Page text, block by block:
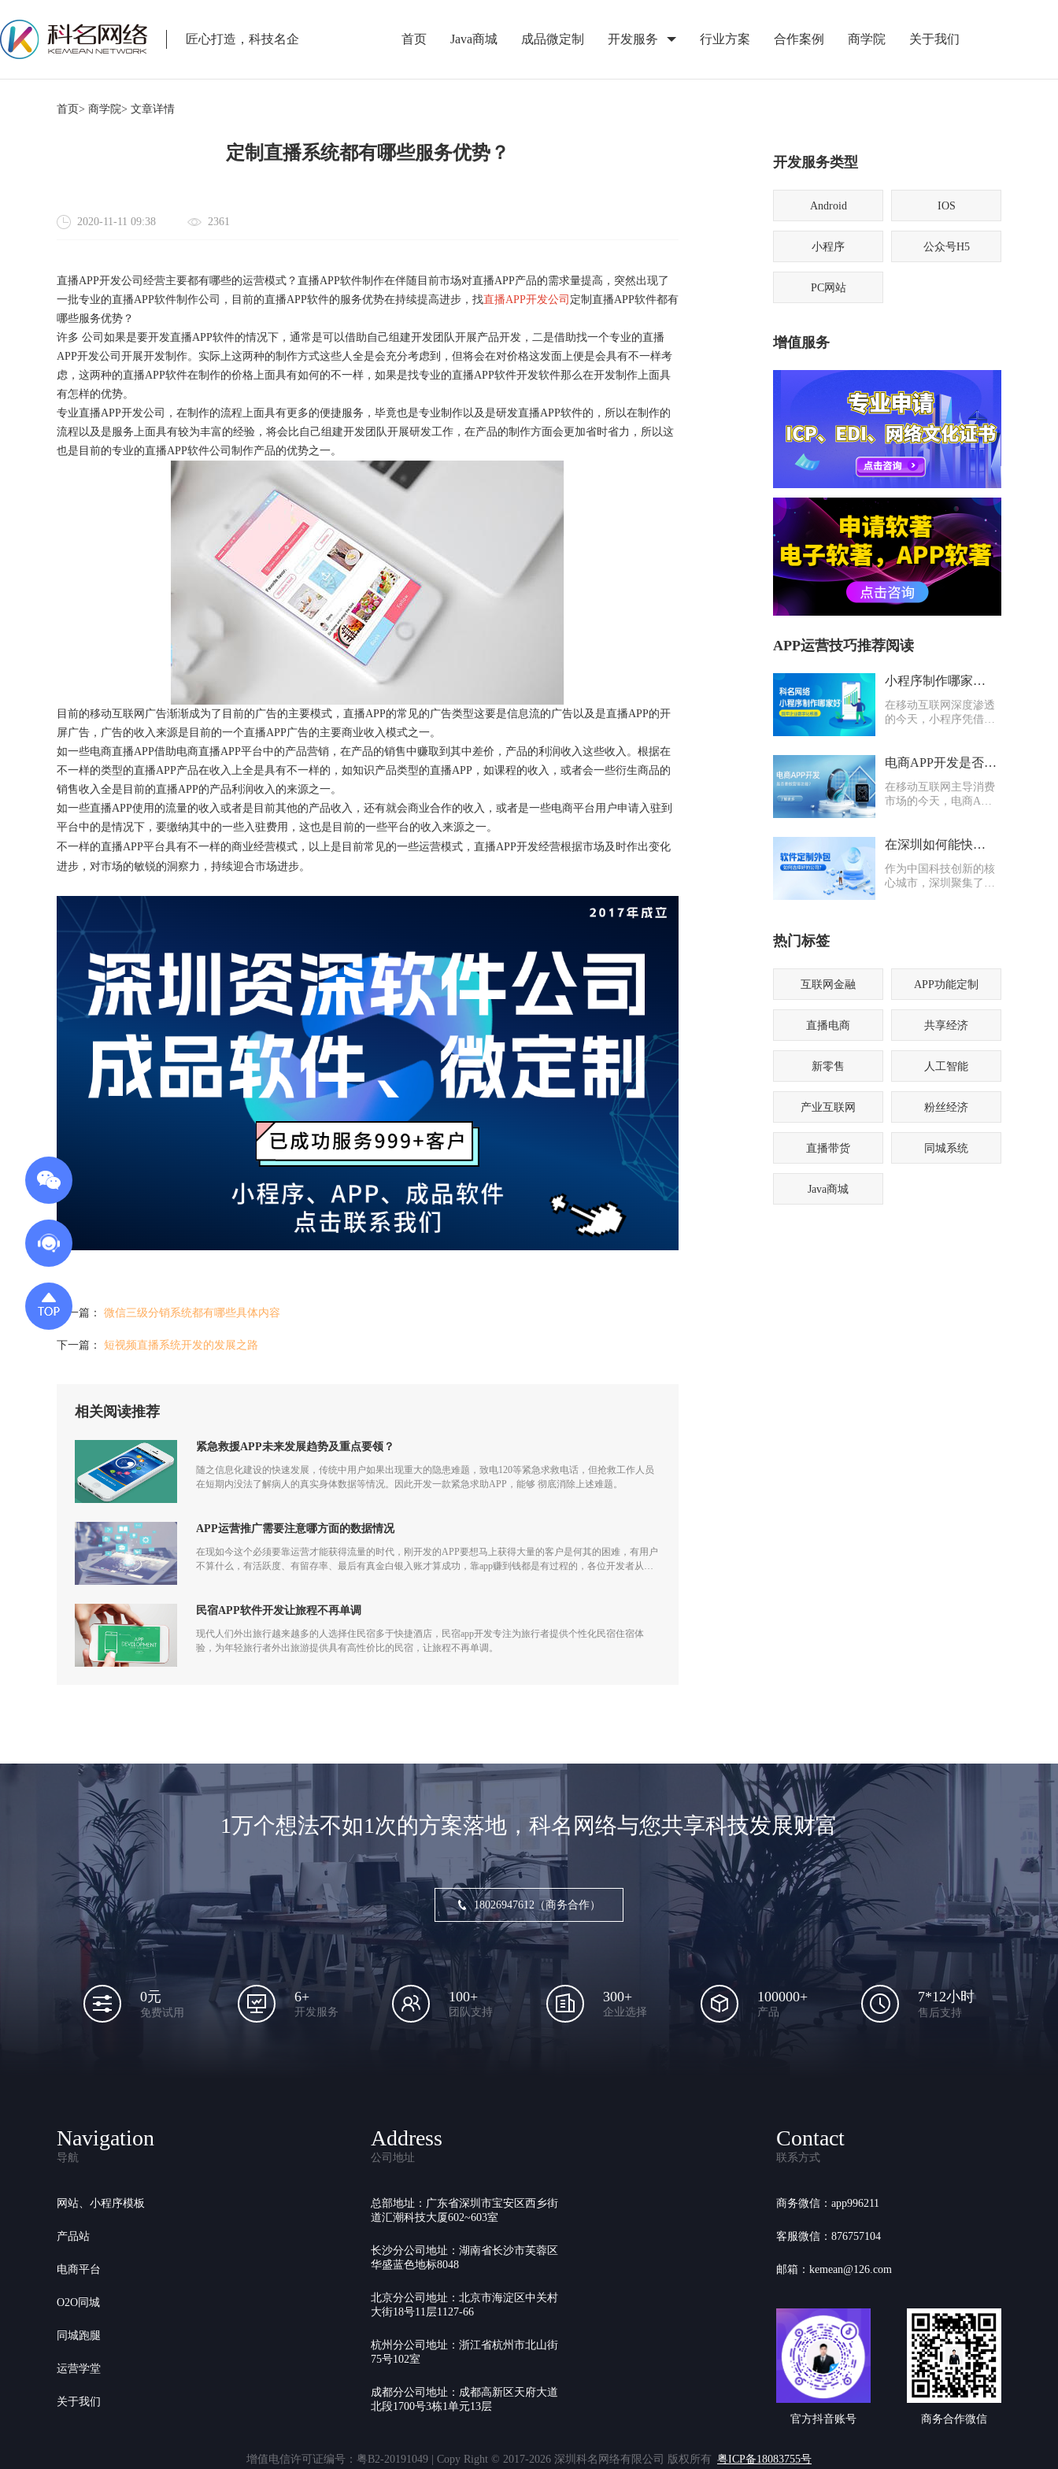
匠心打造，科技名企 首页 Java商城 成品微定制 开发服务 行业方案 合作案例 商学院 关于我们
首页> 商学院> 文章详情
定制直播系统都有哪些服务优势？
2020-11-11 09:38 2361
直播APP开发公司 经营主要都有哪些的运营模式？直播APP软件制作在伴随目前市场对直播APP产品的需求量提高，突然出现了
一批专业的直播APP软件制作公司，目前的直播APP软件的服务优势在持续提高进步，找直播APP开发公司 定制直播APP软件都有
哪些服务优势？
许多 公司如果是要开发直播APP软件的情况下，通常是可以借助自己组建开发团队开展产品开发，二是借助找一个专业的直播
APP开发公司 开展开发制作。实际上这两种的制作方式这些人全是会充分考虑到，但将会在对价格这发面上便是会具有不一样考
虑，这两种的直播APP软件在制作的价格上面具有如何的不一样，如果是找专业的直播APP软件开发软件那么在开发制作上面具
有怎样的优势。
专业直播APP开发公司 ，在制作的流程上面具有更多的便捷服务，毕竟也是专业制作以及是研发直播APP软件的，所以在制作的
流程以及是服务上面具有较为丰富的经验，将会比自己组建开发团队开展研发工作，在产品的制作方面会更加省时省力，所以这
也是目前的专业的直播APP软件公司制作产品的优势之一。
目前的移动互联网广告渐渐成为了目前的广告的主要模式，直播APP的常见的广告类型这要是信息流的广告以及是直播APP的开
屏广告，广告的收入来源是目前的一个直播APP广告的主要商业收入模式之一。
如一些电商直播APP借助电商直播APP平台中的产品营销，在产品的销售中赚取到其中差价，产品的利润收入这些收入。根据在
不一样的类型的直播APP产品在收入上全是具有不一样的，如知识产品类型的直播APP，如课程的收入，或者会一些衍生商品的
销售收入全是目前的直播APP的产品利润收入的来源之一。
如一些直播APP使用的流量的收入或者是目前其他的产品收入，还有就会商业合作的收入，或者是一些电商平台用户申请入驻到
平台中的是情况下，要缴纳其中的一些入驻费用，这也是目前的一些平台的收入来源之一。
不一样的直播APP平台具有不一样的商业经营模式，以上是目前常见的一些运营模式，直播APP开发经营根据市场及时作出变化
进步，对市场的敏锐的洞察力，持续迎合市场进步。
上一篇： 微信三级分销系统都有哪些具体内容
下一篇： 短视频直播系统开发的发展之路
相关阅读推荐
紧急救援APP未来发展趋势及重点要领？
随之信息化建设的快速发展，传统中用户如果出现重大的隐患难题，致电120等紧急求救电话，但抢救工作人员
在短期内没法了解病人的真实身体数据等情况。因此开发一款紧急求助APP，能够 彻底消除上述难题。
APP运营推广需要注意哪方面的数据情况
在现如今这个必须要靠运营才能获得流量的时代，刚开发的APP要想马上获得大量的客户是何其的困难，有用户
不算什么，有活跃度、有留存率、最后有真金白银入账才算成功，靠app赚到钱都是有过程的，各位开发者从开
民宿APP软件开发让旅程不再单调
现代人们外出旅行越来越多的人选择住民宿多于快捷酒店，民宿app开发专注为旅行者提供个性化民宿住宿体
验，为年轻旅行者外出旅游提供具有高性价比的民宿，让旅程不再单调。
开发服务类型
Android IOS
小程序 公众号H5
PC网站
增值服务
APP运营技巧推荐阅读
小程序制作哪家好？科名网络用专业筑牢企业数字化根基
在移动互联网深度渗透
的今天，小程序凭借轻
打通线上渠道、沉淀私
论是初创商户还是成熟
企业，都纷纷布局小程
电商APP开发是否要多做营销功能
在移动互联网主导消费
市场的今天，电商APP
体。不少企业在开发电
个两难困境：电商APP
开发是否要多做营销功
在深圳如何能快速找到一家优质的软件定制外包公司
作为中国科技创新的核
心城市，深圳聚集了海
司时，常常陷入“选择
热门标签
互联网金融 APP功能定制
直播电商 共享经济
新零售 人工智能
产业互联网 粉丝经济
直播带货 同城系统
Java商城
1万个想法不如1次的方案落地，科名网络与您共享科技发展财富
18026947612（商务合作）
0元
免费试用
6+
开发服务
100+
团队支持
300+
企业选择
100000+
产品
7*12小时
售后支持
Navigation
导航
网站、小程序模板
产品站
电商平台
O2O同城
同城跑腿
运营学堂
关于我们
Address
公司地址
总部地址：广东省深圳市宝安区西乡街
道汇潮科技大厦602~603室
长沙分公司地址：湖南省长沙市芙蓉区
华盛蓝色地标8048
北京分公司地址：北京市海淀区中关村
大街18号11层1127-66
杭州分公司地址：浙江省杭州市北山街
75号102室
成都分公司地址：成都高新区天府大道
北段1700号3栋1单元13层
Contact
联系方式
商务微信：app996211
客服微信：876757104
邮箱：kemean@126.com
官方抖音账号 商务合作微信
增值电信许可证编号：粤B2-20191049 | Copy Right © 2017-2026 深圳科名网络有限公司 版权所有 粤ICP备18083755号
获得产品报价方案
1万个想法不如1次的方案落地